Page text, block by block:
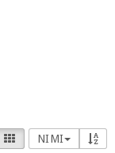
NIMI